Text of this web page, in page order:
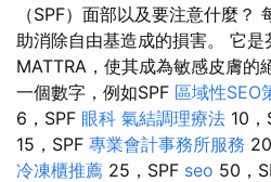
（SPF）面部以及要注意什麼？
助消除自由基造成的損害。 它是
MATTRA，使其成為敏感皮膚的
一個數字，例如SPF 區域性SEO
6，SPF 眼科 氣結調理療法 10，
15，SPF 專業會計事務所服務
冷凍櫃推薦 25，SPF seo 50，